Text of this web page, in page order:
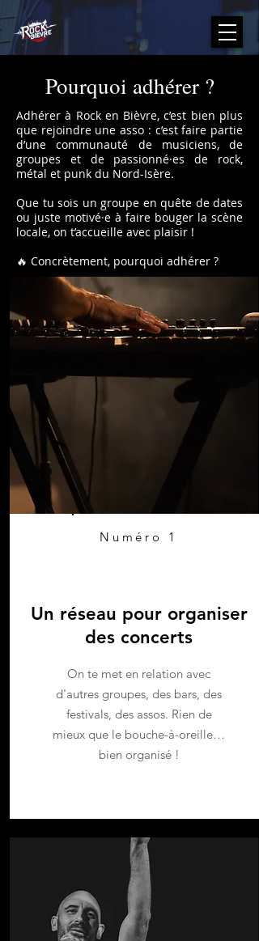
Pourquoi adhérer ?
Adhérer à Rock en Bièvre, c’est bien plus
que rejoindre une asso : c’est faire partie
d’une communauté de musiciens, de
groupes et de passionné·es de rock,
métal et punk du Nord-Isère.
Que tu sois un groupe en quête de dates
ou juste motivé·e à faire bouger la scène
locale, on t’accueille avec plaisir !
🔥 Concrètement, pourquoi adhérer ?
Numéro 1
Un réseau pour organiser
des concerts
On te met en relation avec
d'autres groupes, des bars, des
festivals, des assos. Rien de
mieux que le bouche-à-oreille…
bien organisé !